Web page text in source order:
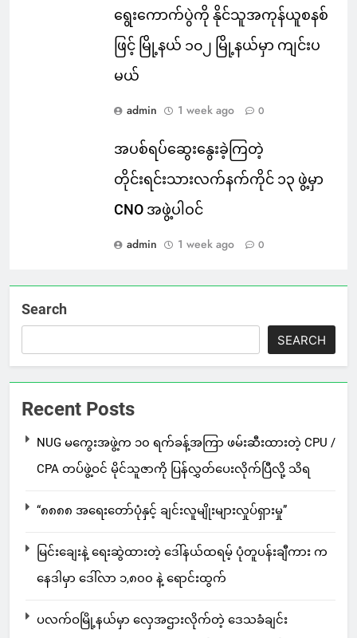
ရွေးကောက်ပွဲကို နိုင်သူအကုန်ယူစနစ်
ဖြင့် မြို့နယ် ၁၀၂ မြို့နယ်မှာ ကျင်းပ
မယ်
admin 1 week ago 0
အပစ်ရပ်ဆွေးနွေးခဲ့ကြတဲ့
တိုင်းရင်းသားလက်နက်ကိုင် ၁၃ ဖွဲ့မှာ
CNO အဖွဲ့ပါဝင်
admin 1 week ago 0
Search
SEARCH
Recent Posts
NUG မကွေးအဖွဲ့က ၁၀ ရက်ခန့်အကြာ ဖမ်းဆီးထားတဲ့ CPU /
CPA တပ်ဖွဲ့ဝင် မိုင်သူဇာကို ပြန်လွှတ်ပေးလိုက်ပြီလို့ သိရ
“၈၈၈၈ အရေးတော်ပုံနှင့် ချင်းလူမျိုးများလှုပ်ရှားမှု”
မြင်းချေးနဲ့ ရေးဆွဲထားတဲ့ ဒေါ်နယ်ထရမ့် ပုံတူပန်းချီကား က
နေဒါမှာ ဒေါ်လာ ၁,၈၀၀ နဲ့ ရောင်းထွက်
ပလက်ဝမြို့နယ်မှာ လှေအဌားလိုက်တဲ့ ဒေသခံချင်း